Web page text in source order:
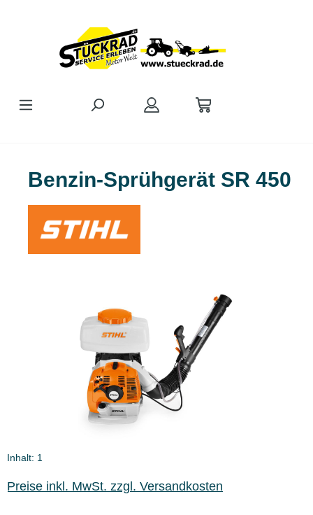
Benzin-Sprühgerät SR 450
Inhalt: 1
Preise inkl. MwSt. zzgl. Versandkosten